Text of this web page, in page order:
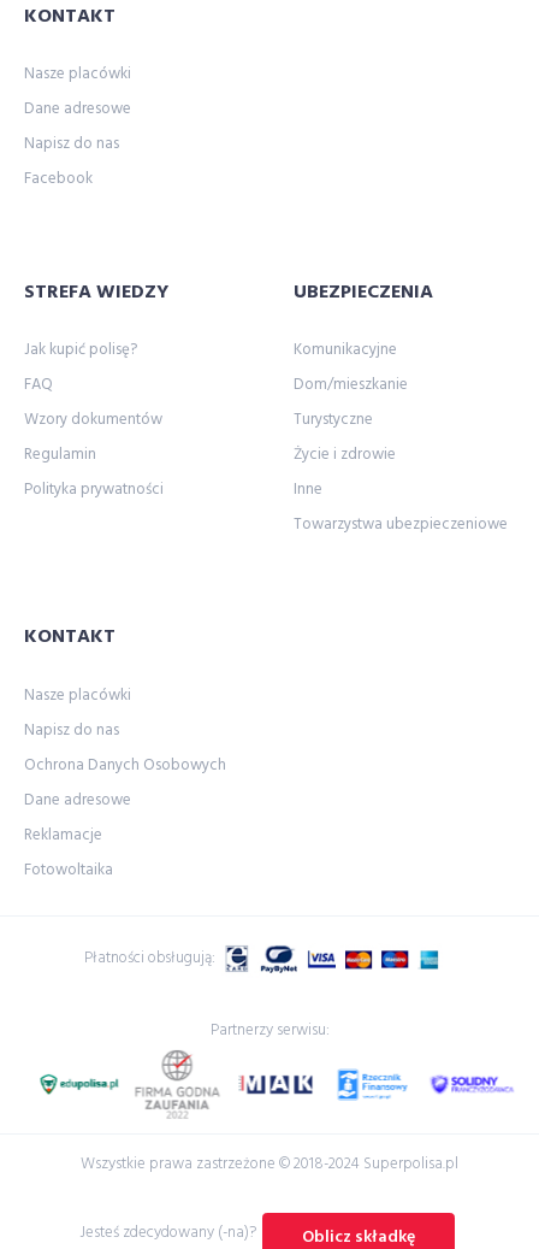
KONTAKT
Nasze placówki
Dane adresowe
Napisz do nas
Facebook
STREFA WIEDZY
Jak kupić polisę?
FAQ
Wzory dokumentów
Regulamin
Polityka prywatności
UBEZPIECZENIA
Komunikacyjne
Dom/mieszkanie
Turystyczne
Życie i zdrowie
Inne
Towarzystwa ubezpieczeniowe
KONTAKT
Nasze placówki
Napisz do nas
Ochrona Danych Osobowych
Dane adresowe
Reklamacje
Fotowoltaika
Płatności obsługują:
Partnerzy serwisu:
Wszystkie prawa zastrzeżone © 2018-2024 Superpolisa.pl
Jesteś zdecydowany (-na)? Oblicz składkę